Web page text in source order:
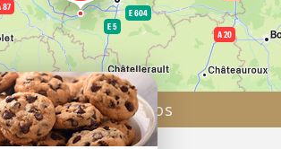
Venir hacia nosotros